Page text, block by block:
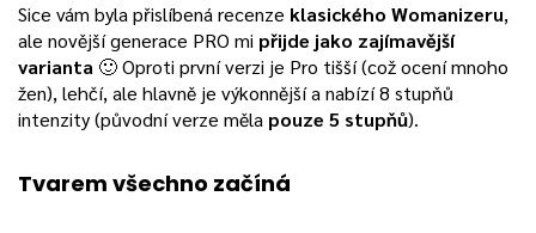
Sice vám byla přislíbená recenze klasického Womanizeru,
ale novější generace PRO mi přijde jako zajímavější
varianta 🙂 Oproti první verzi je Pro tišší (což ocení mnoho
žen), lehčí, ale hlavně je výkonnější a nabízí 8 stupňů
intenzity (původní verze měla pouze 5 stupňů).
Tvarem všechno začíná